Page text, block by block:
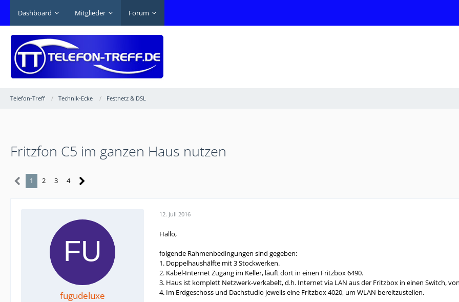
Dashboard Mitglieder Forum
Telefon-Treff Technik-Ecke Festnetz & DSL
Fritzfon C5 im ganzen Haus nutzen
1 2 3 4
fugudeluxe
12. Juli 2016
Hallo,
folgende Rahmenbedingungen sind gegeben:
1. Doppelhaushälfte mit 3 Stockwerken.
2. Kabel-Internet Zugang im Keller, läuft dort in einen Fritzbox 6490.
3. Haus ist komplett Netzwerk-verkabelt, d.h. Internet via LAN aus der Fritzbox in einen Switch,
4. Im Erdgeschoss und Dachstudio jeweils eine Fritzbox 4020, um WLAN bereitzustellen.